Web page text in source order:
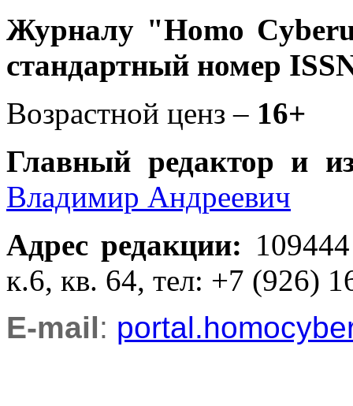
Журналу "Homo
стандартный номер
Возрастной ценз – 16+
Главный редактор и
Владимир Андреевич
Адрес редакции:
к.6, кв. 64, тел: +7 (926)
E-mail: